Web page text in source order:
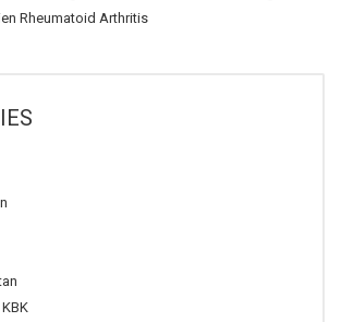
Rheumatoid Arthritis